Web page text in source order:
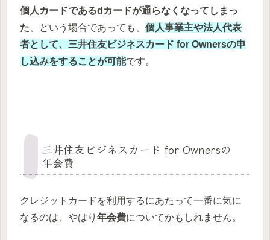
個人カードであるdカードが通らなくなってしまっ
た 、という場合であっても、 個人事業主や法人代表
者として、三井住友ビジネスカード for Ownersの申
し込みをすることが可能です。
三井住友ビジネスカード for Ownersの
年会費
クレジットカードを利用するにあたって一番に気に
なるのは、やはり 年会費についてかもしれません。